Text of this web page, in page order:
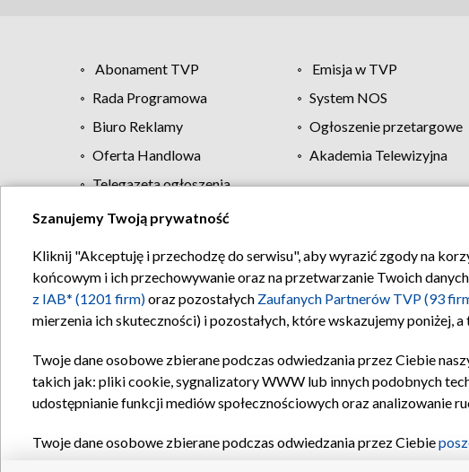
Abonament TVP Emisja w TVP
Rada Programowa
System NOS
Biuro Reklamy
Ogłoszenie przetargowe
Oferta Handlowa
Akademia Telewizyjna
Telegazeta ogłoszenia
Regulamin TVP Polityka
Szanujemy Twoją prywatność
Kliknij "Akceptuję i przechodzę do serwisu", aby wyrazić zgody na
końcowym i ich przechowywanie oraz na przetwarzanie Twoich
z IAB* (1201 firm)oraz pozostałych Zaufanych Partnerów TVP (93
mierzenia ich skuteczności) i pozostałych, które wskazujemy poniżej,
Twoje dane osobowe zbierane podczas odwiedzania przez Ciebie
takich jak: pliki cookie, sygnalizatory WWW lub innych podobnych
udostępnianie funkcji mediów społecznościowych oraz analizowanie
Twoje dane osobowe zbierane podczas odwiedzania przez Ciebie